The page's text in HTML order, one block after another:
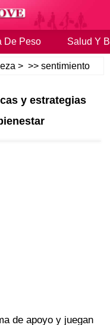
De Peso Salud Y
> >>sentimiento
y estrategias
de apoyo y juegan